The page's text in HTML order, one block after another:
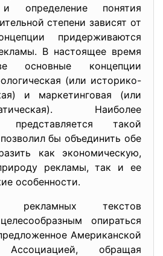
и определение понятия
степени зависят от
придерживаются
В настоящее время
основные концепции
(или историко-
и маркетинговая (или
Наиболее
представляется такой
бы объединить обе
как экономическую,
рекламы, так и ее
особенности.
рекламных текстов
опираться
Американской
Ассоциацией, обращая